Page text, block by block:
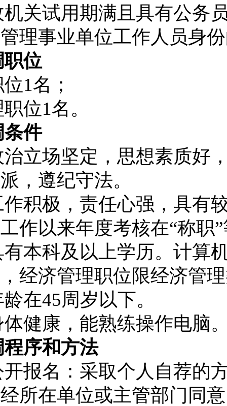
关试用期满且具有公务
理事业单位工作人员身
位
1名；
位1名。
件
立场坚定，思想素质好
，遵纪守法。
积极，责任心强，具有
作以来年度考核在“称职
本科及以上学历。计算
经济管理职位限经济管
在45周岁以下。
健康，能熟练操作电脑
序和方法
报名：采取个人自荐的
所在单位或主管部门同